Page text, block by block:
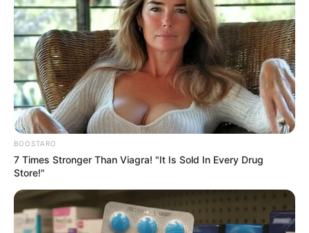
BOOSTARO
7 Times Stronger Than Viagra! "It Is Sold In Every Drug
Store!"